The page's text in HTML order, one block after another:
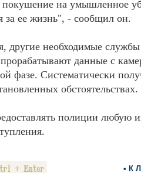
на умышленное
за ее жизнь", - сообщил он.
другие необходимые
данные с
фазе. Систематически
обстоятельствах.
полиции любую
• К